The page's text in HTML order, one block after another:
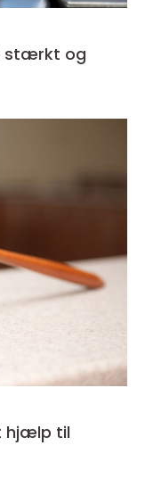
stærkt og